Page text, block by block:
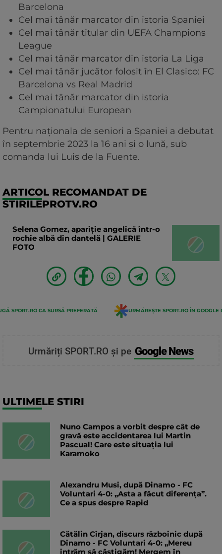
Barcelona
Cel mai tânăr marcator din istoria Spaniei
Cel mai tânăr titular din UEFA Champions
League
Cel mai tânăr marcator din istoria La Liga
Cel mai tânăr jucător folosit în El Clasico: FC
Barcelona vs Real Madrid
Cel mai tânăr marcator din istoria
Campionatului European
Pentru naționala de seniori a Spaniei a debutat
în septembrie 2023 la 16 ani și o lună, sub
comanda lui Luis de la Fuente.
ARTICOL RECOMANDAT DE
STIRILEPROTV.RO
Selena Gomez, apariție angelică într-o
rochie albă din dantelă | GALERIE
FOTO
SPORT.RO CA SURSĂ PREFERATĂ URMĂREȘTE SPORT.RO ÎN GOOGLE
Urmăriți SPORT.RO și pe Google News
ULTIMELE STIRI
Nuno Campos a vorbit despre cât de
gravă este accidentarea lui Martin
Pascual! Care este situația lui
Karamoko
Alexandru Musi, după Dinamo - FC
Voluntari 4-0: „Asta a făcut diferența”.
Ce a spus despre Rapid
Cătălin Cîrjan, discurs războinic după
Dinamo - FC Voluntari 4-0: „Mereu
intrăm să câștigăm! Mergem în